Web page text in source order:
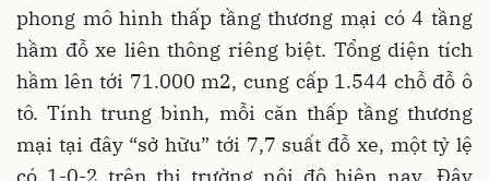
phong mô hình thấp tầng thương mại có 4 tầng
hầm đỗ xe liên thông riêng biệt. Tổng diện tích
hầm lên tới 71.000 m2, cung cấp 1.544 chỗ đỗ ô
tô. Tính trung bình, mỗi căn thấp tầng thương
mại tại đây “sở hữu” tới 7,7 suất đỗ xe, một tỷ lệ
có 1-0-2 trên thị trường nội đô hiện nay. Đây